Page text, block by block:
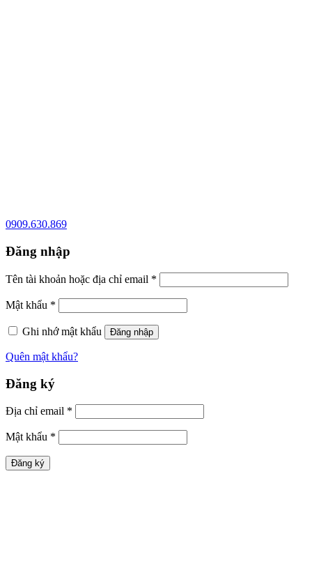
0909.630.869
Đăng nhập
Tên tài khoản hoặc địa chỉ email *
Mật khẩu *
Ghi nhớ mật khẩu Đăng nhập
Quên mật khẩu?
Đăng ký
Địa chỉ email *
Mật khẩu *
Đăng ký